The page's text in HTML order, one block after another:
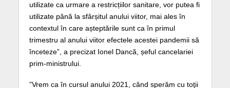
utilizate ca urmare a restricțiilor sanitare, vor putea fi
utilizate până la sfârșitul anului viitor, mai ales în
contextul în care așteptările sunt ca în primul
trimestru al anului viitor efectele acestei pandemii să
înceteze”, a precizat Ionel Dancă, șeful cancelariei
prim-ministrului.
”Vrem ca în cursul anului 2021, când sperăm cu toţii